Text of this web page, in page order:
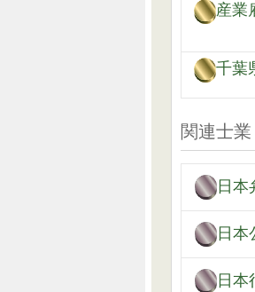
産業
千葉
関連士業
日本
日本
日本